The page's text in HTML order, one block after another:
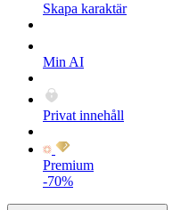
Skapa karaktär
Min AI
Privat innehåll
Premium
-70%